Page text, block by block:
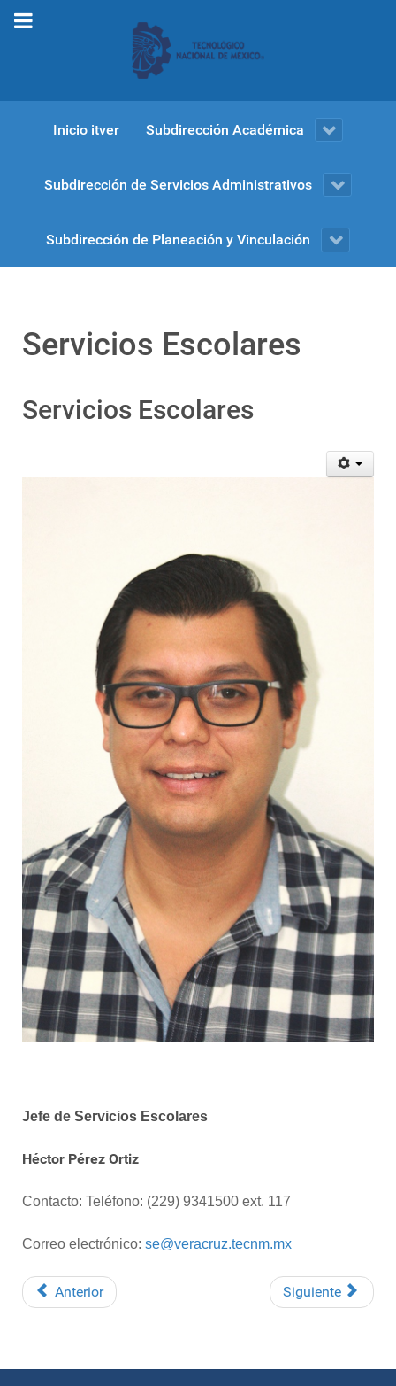
Inicio itver Subdirección Académica
Subdirección de Servicios Administrativos
Subdirección de Planeación y Vinculación
Servicios Escolares
Servicios Escolares
Jefe de Servicios Escolares
Héctor Pérez Ortiz
Contacto: Teléfono: (229) 9341500 ext. 117
Correo electrónico: se@veracruz.tecnm.mx
Anterior Siguiente